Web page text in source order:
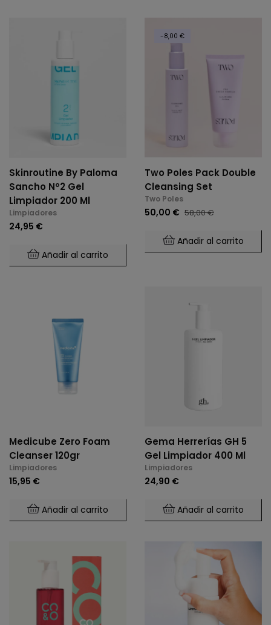
Skinroutine By Paloma
Sancho Nº2 Gel
Limpiador 200 Ml
Limpiadores
24,95 €
Añadir al carrito
-8,00 €
Two Poles Pack Double
Cleansing Set
Two Poles
50,00 € 58,00 €
Añadir al carrito
Medicube Zero Foam
Cleanser 120gr
Limpiadores
15,95 €
Añadir al carrito
Gema Herrerías GH 5
Gel Limpiador 400 Ml
Limpiadores
24,90 €
Añadir al carrito